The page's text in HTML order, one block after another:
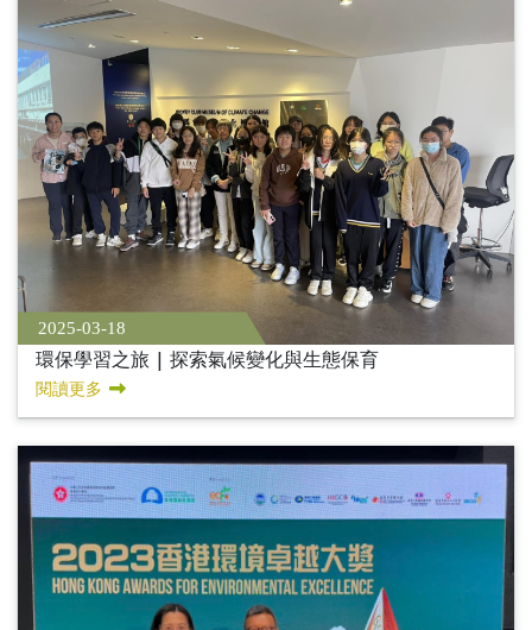
2025-03-18
環保學習之旅 | 探索氣候變化與生態保育
閱讀更多